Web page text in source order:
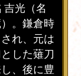
光（名
。鎌倉時
れ、元は
した薙刀
、後に豊